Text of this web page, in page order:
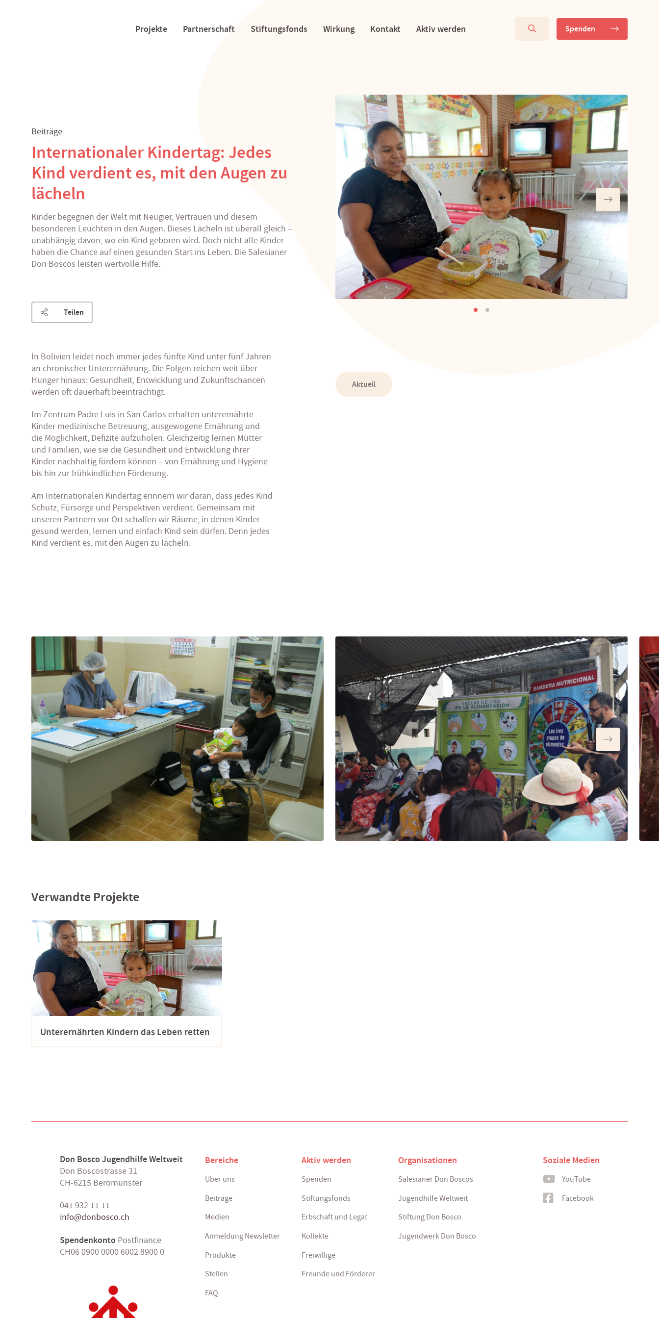
Projekte Partnerschaft Stiftungsfonds Wirkung Kontakt Aktiv werden Spenden
Beiträge
Internationaler Kindertag: Jedes
Kind verdient es, mit den Augen zu
lächeln
Kinder begegnen der Welt mit Neugier, Vertrauen und diesem
besonderen Leuchten in den Augen. Dieses Lächeln ist überall gleich –
unabhängig davon, wo ein Kind geboren wird. Doch nicht alle Kinder
haben die Chance auf einen gesunden Start ins Leben. Die Salesianer
Don Boscos leisten wertvolle Hilfe.
Teilen
In Bolivien leidet noch immer jedes fünfte Kind unter fünf Jahren
an chronischer Unterernährung. Die Folgen reichen weit über
Hunger hinaus: Gesundheit, Entwicklung und Zukunftschancen
werden oft dauerhaft beeinträchtigt.
Im Zentrum Padre Luis in San Carlos erhalten unterernährte
Kinder medizinische Betreuung, ausgewogene Ernährung und
die Möglichkeit, Defizite aufzuholen. Gleichzeitig lernen Mütter
und Familien, wie sie die Gesundheit und Entwicklung ihrer
Kinder nachhaltig fördern können – von Ernährung und Hygiene
bis hin zur frühkindlichen Förderung.
Am Internationalen Kindertag erinnern wir daran, dass jedes Kind
Schutz, Fürsorge und Perspektiven verdient. Gemeinsam mit
unseren Partnern vor Ort schaffen wir Räume, in denen Kinder
gesund werden, lernen und einfach Kind sein dürfen. Denn jedes
Kind verdient es, mit den Augen zu lächeln.
Aktuell
Verwandte Projekte
Unterernährten Kindern das Leben retten
Don Bosco Jugendhilfe Weltweit
Don Boscostrasse 31
CH-6215 Beromünster
041 932 11 11
info@donbosco.ch
Spendenkonto Postfinance
CH06 0900 0000 6002 8900 0
Bereiche
Über uns
Beiträge
Medien
Anmeldung Newsletter
Produkte
Stellen
FAQ
Aktiv werden
Spenden
Stiftungsfonds
Erbschaft und Legat
Kollekte
Freiwillige
Freunde und Förderer
Organisationen
Salesianer Don Boscos
Jugendhilfe Weltweit
Stiftung Don Bosco
Jugendwerk Don Bosco
Soziale Medien
YouTube
Facebook